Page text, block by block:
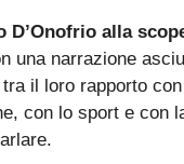
D’Onofrio alla
una narrazione
il loro rapporto
con lo sport e con